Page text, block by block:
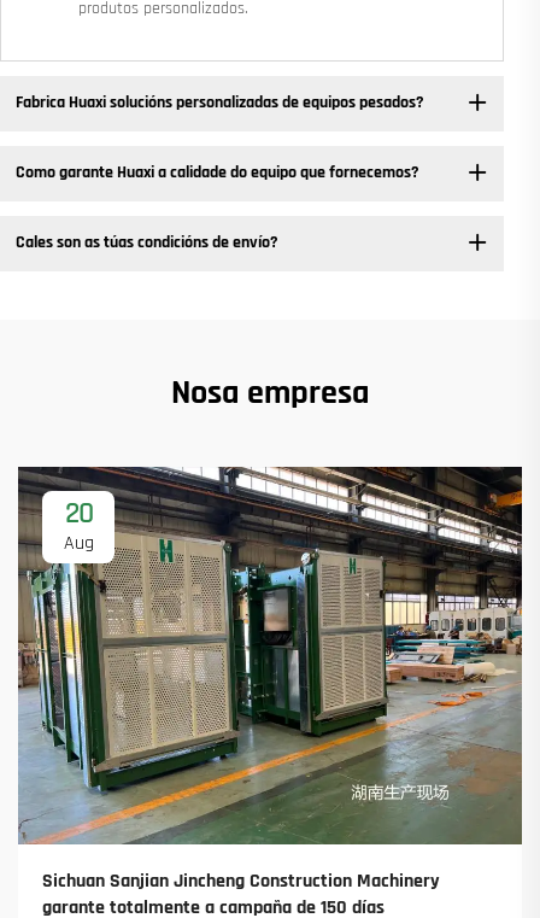
produtos personalizados.
Fabrica Huaxi solucións personalizadas de equipos pesados? ​
Como garante Huaxi a calidade do equipo que fornecemos?
Cales son as túas condicións de envío?
Nosa empresa
20
Aug
Sichuan Sanjian Jincheng Construction Machinery
garante totalmente a campaña de 150 días